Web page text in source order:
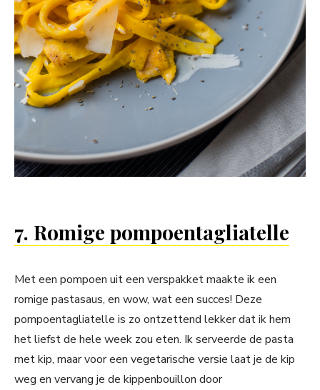
7. Romige pompoentagliatelle
Met een pompoen uit een verspakket maakte ik een
romige pastasaus, en wow, wat een succes! Deze
pompoentagliatelle is zo ontzettend lekker dat ik hem
het liefst de hele week zou eten. Ik serveerde de pasta
met kip, maar voor een vegetarische versie laat je de kip
weg en vervang je de kippenbouillon door